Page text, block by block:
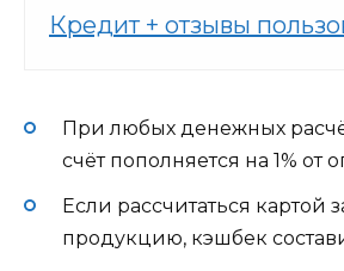
Кредит + отзывы
При любых денежных
счёт пополняется на 1% от
Если рассчитаться картой
продукцию, кэшбек